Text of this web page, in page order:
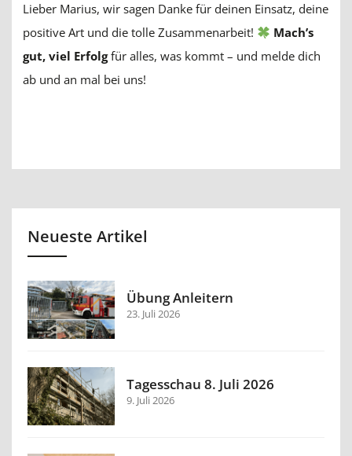
Lieber Marius, wir sagen Danke für deinen Einsatz, deine
positive Art und die tolle Zusammenarbeit!
Mach’s
gut, viel Erfolgfür alles, was kommt – und melde dich
ab und an mal bei uns!
Neueste Artikel
Übung Anleitern
23. Juli 2026
Tagesschau 8. Juli 2026
9. Juli 2026